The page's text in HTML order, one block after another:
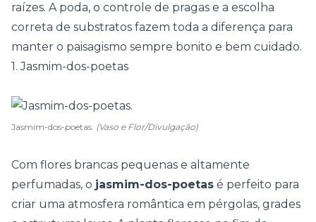
raízes. A poda, o controle de pragas e a escolha
correta de substratos fazem toda a diferença para
manter o paisagismo sempre bonito e bem cuidado.
1. Jasmim-dos-poetas
Jasmim-dos-poetas. (Vaso e Flor/Divulgação)
Com flores brancas pequenas e altamente
perfumadas, o jasmim-dos-poetas é perfeito para
criar uma atmosfera romântica em pérgolas, grades